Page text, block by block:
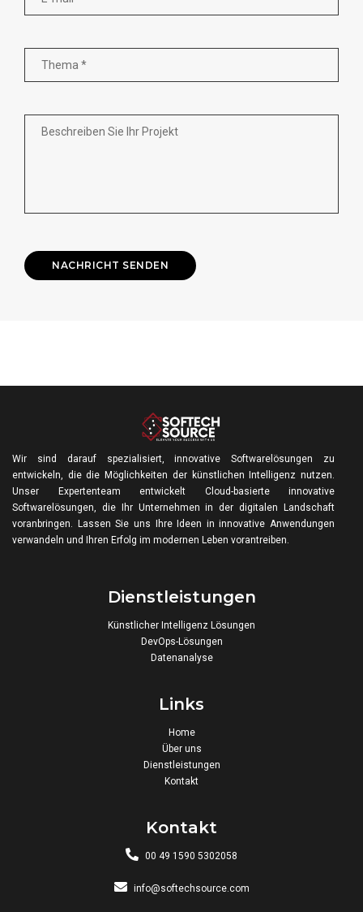
Wir sind darauf spezialisiert, innovative Softwarelösungen zu
entwickeln, die die Möglichkeiten der künstlichen Intelligenz nutzen.
Unser Expertenteam entwickelt Cloud-basierte innovative
Softwarelösungen, die Ihr Unternehmen in der digitalen Landschaft
voranbringen. Lassen Sie uns Ihre Ideen in innovative Anwendungen
verwandeln und Ihren Erfolg im modernen Leben vorantreiben.
Dienstleistungen
Künstlicher Intelligenz Lösungen
DevOps-Lösungen
Datenanalyse
Links
Home
Über uns
Dienstleistungen
Kontakt
Kontakt
00 49 1590 5302058
info@softechsource.com